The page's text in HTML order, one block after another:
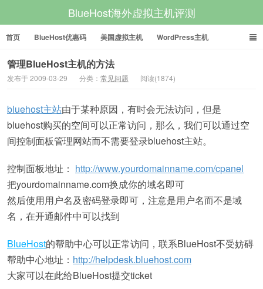
BlueHost海外虚拟主机评测
首页 BlueHost优惠码 美国虚拟主机 WordPress主机
美国VPS 美国服务器
管理BlueHost主机的方法
发布于 2009-03-29 分类： 常见问题 阅读(1874)
bluehost主站由于某种原因，有时会无法访问，但是
bluehost购买的空间可以正常访问，那么，我们可以通过空
间控制面板管理网站而不需要登录bluehost主站。
控制面板地址： http://www.yourdomainname.com/cpanel
把yourdomainname.com换成你的域名即可
然后使用用户名及密码登录即可，注意是用户名而不是域
名，在开通邮件中可以找到
BlueHost的帮助中心可以正常访问，联系BlueHost不受妨碍
帮助中心地址： http://helpdesk.bluehost.com
大家可以在此给BlueHost提交ticket